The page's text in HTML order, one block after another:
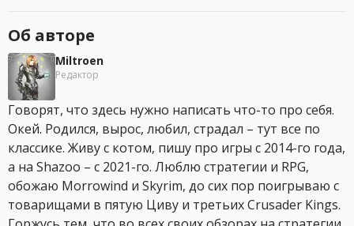
Об авторе
Miltroen
Редактор
Говорят, что здесь нужно написать что-то про себя.
Окей. Родился, вырос, любил, страдал – тут все по
классике. Живу с котом, пишу про игры с 2014-го года,
а на Shazoo – с 2021-го. Люблю стратегии и RPG,
обожаю Morrowind и Skyrim, до сих пор поигрываю с
товарищами в пятую Циву и третьих Crusader Kings.